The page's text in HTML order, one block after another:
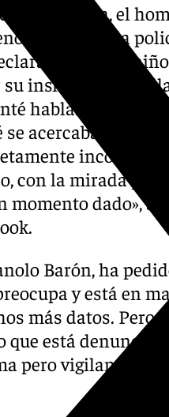
qué ocurría, el
llamó a la
«Los
su insistencia, me
hablar con el
acercaba así a
con la mirada
momento dado»,
Barón, ha
y está en
más datos. Pero
que está
pero vigilancia